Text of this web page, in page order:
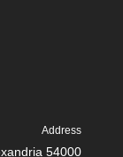
Address
54000